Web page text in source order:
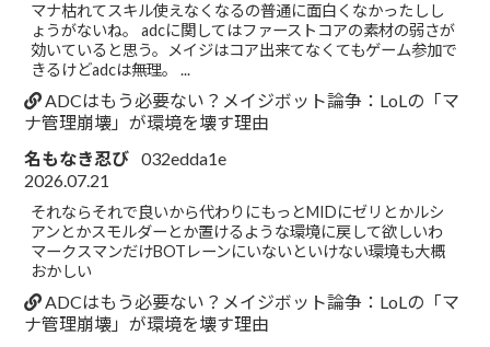
マナ枯れてスキル使えなくなるの普通に面白くなかったしし
ょうがないね。 adcに関してはファーストコアの素材の弱さが
効いていると思う。メイジはコア出来てなくてもゲーム参加で
きるけどadcは無理。 ...
ADCはもう必要ない？メイジボット論争：LoLの「マ
ナ管理崩壊」が環境を壊す理由
名もなき忍び 032edda1e
2026.07.21
それならそれで良いから代わりにもっとMIDにゼリとかルシ
アンとかスモルダーとか置けるような環境に戻して欲しいわ
マークスマンだけBOTレーンにいないといけない環境も大概
おかしい
ADCはもう必要ない？メイジボット論争：LoLの「マ
ナ管理崩壊」が環境を壊す理由